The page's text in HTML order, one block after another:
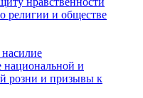
религии и обществе
национальной и
розни и призывы к